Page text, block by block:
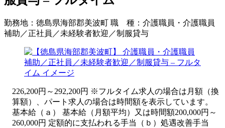
勤務地： 徳島県海部郡美波町 職 種： 介護職員・介護職員
補助／正社員／未経験者歓迎／制服貸与
226,200円～292,200円 ※フルタイム求人の場合は月額（換
算額）、パート求人の場合は時間額を表示しています。
基本給（ａ） 基本給（月額平均）又は時間額200,000円～
260,000円 定額的に支払われる手当（ｂ）処遇改善手当